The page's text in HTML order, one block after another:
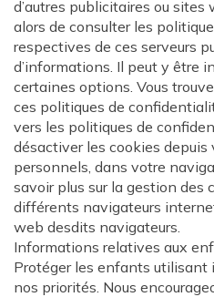
d’autres publicitaires ou
alors de consulter les
respectives de ces serveurs
d’informations. Il peut y être
certaines options. Vous
ces politiques de
vers les politiques de
désactiver les cookies depuis
personnels, dans votre
savoir plus sur la gestion des
différents navigateurs
web desdits navigateurs.
Informations relatives aux
Protéger les enfants utilisant
nos priorités. Nous